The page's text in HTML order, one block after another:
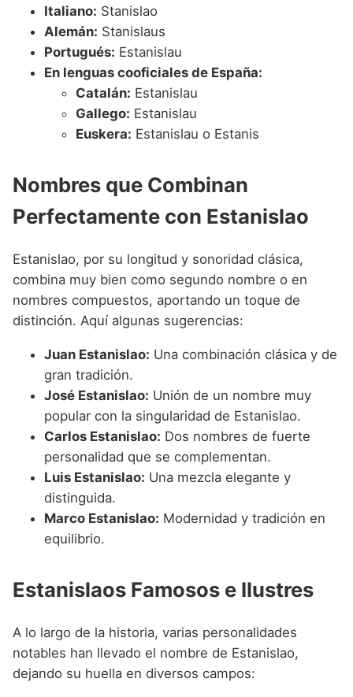
Italiano: Stanislao
Alemán: Stanislaus
Portugués: Estanislau
En lenguas cooficiales de España:
Catalán: Estanislau
Gallego: Estanislau
Euskera: Estanislau o Estanis
Nombres que Combinan
Perfectamente con Estanislao
Estanislao, por su longitud y sonoridad clásica,
combina muy bien como segundo nombre o en
nombres compuestos, aportando un toque de
distinción. Aquí algunas sugerencias:
Juan Estanislao: Una combinación clásica y de
gran tradición.
José Estanislao: Unión de un nombre muy
popular con la singularidad de Estanislao.
Carlos Estanislao: Dos nombres de fuerte
personalidad que se complementan.
Luis Estanislao: Una mezcla elegante y
distinguida.
Marco Estanislao: Modernidad y tradición en
equilibrio.
Estanislaos Famosos e Ilustres
A lo largo de la historia, varias personalidades
notables han llevado el nombre de Estanislao,
dejando su huella en diversos campos: